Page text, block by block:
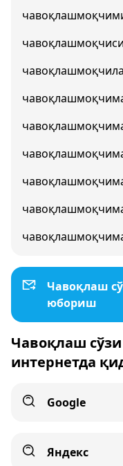
Чавоқлаш
юбориш
Чавоқлаш
интернетда
Google
Яндекс